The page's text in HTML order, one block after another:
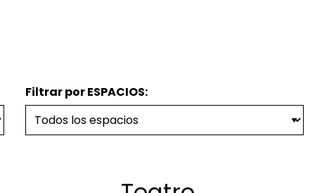
Filtrar por ESPACIOS: